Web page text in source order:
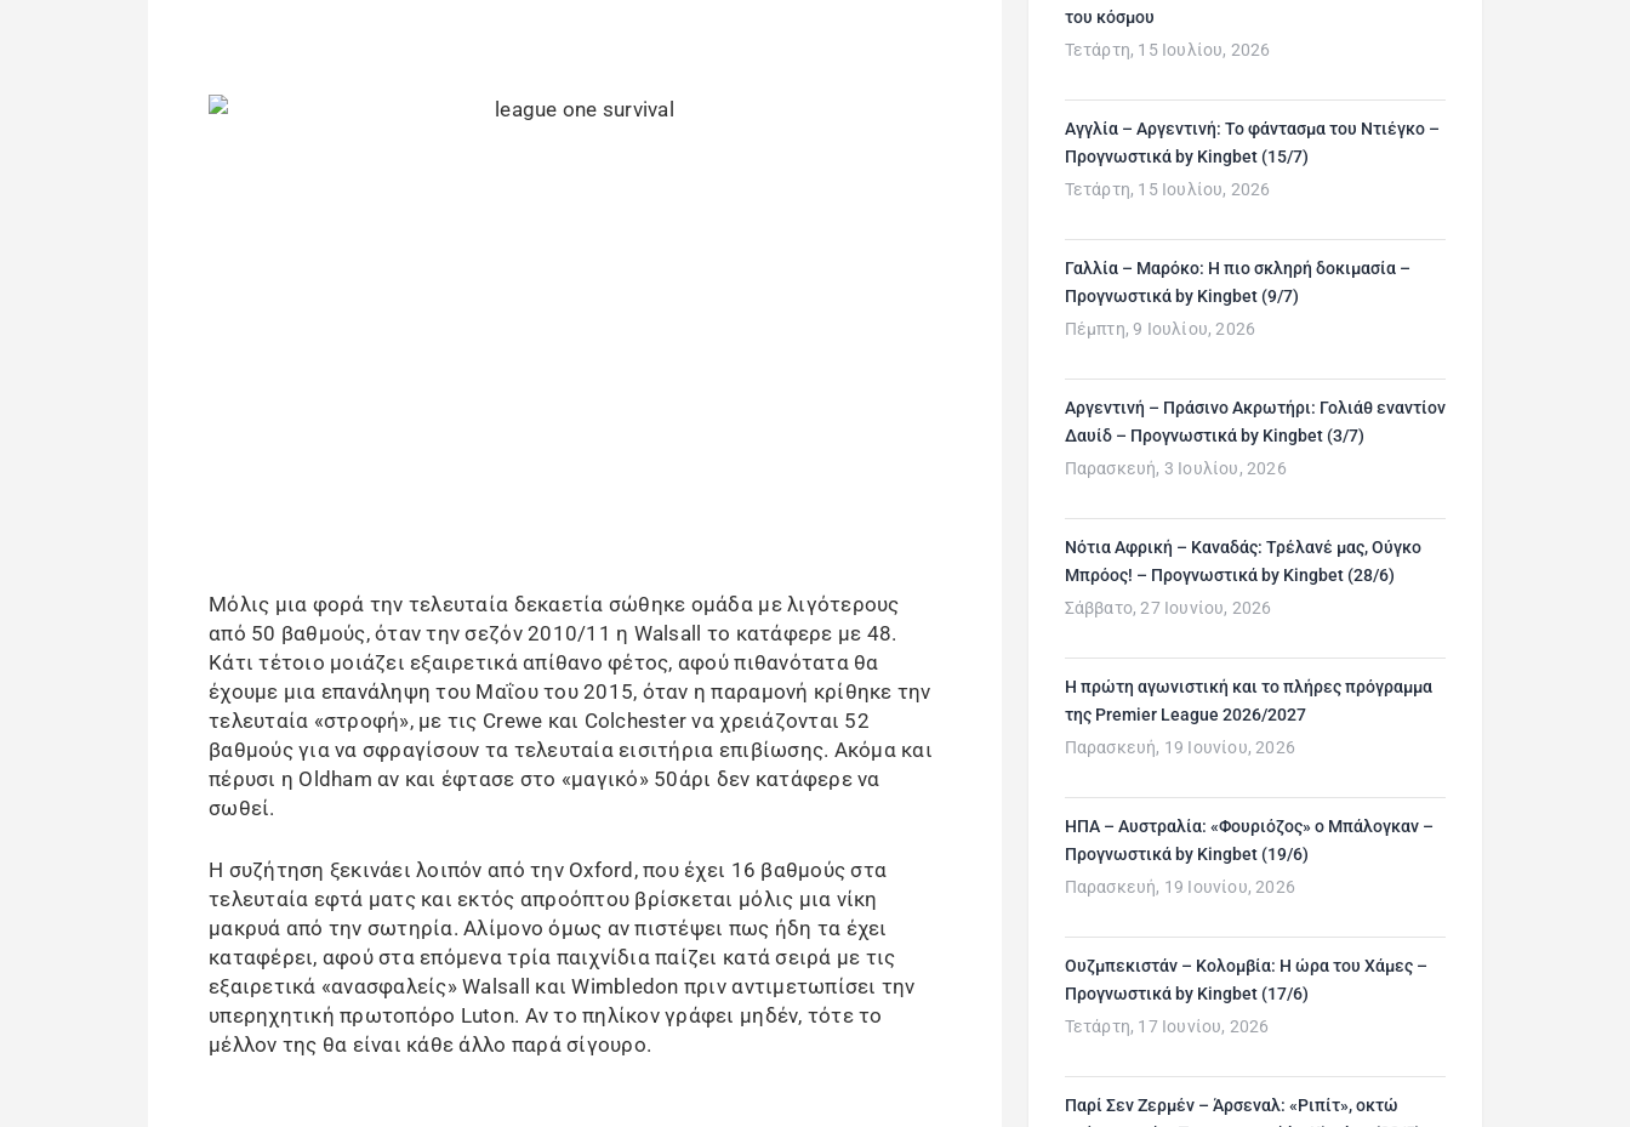
Μόλις μια φορά την τελευταία δεκαετία σώθηκε ομάδα με λιγότερους
από 50 βαθμούς, όταν την σεζόν 2010/11 η Walsall το κατάφερε με 48.
Κάτι τέτοιο μοιάζει εξαιρετικά απίθανο φέτος, αφού πιθανότατα θα
έχουμε μια επανάληψη του Μαΐου του 2015, όταν η παραμονή κρίθηκε την
τελευταία «στροφή», με τις Crewe και Colchester να χρειάζονται 52
βαθμούς για να σφραγίσουν τα τελευταία εισιτήρια επιβίωσης. Ακόμα και
πέρυσι η Oldham αν και έφτασε στο «μαγικό» 50άρι δεν κατάφερε να
σωθεί.
Η συζήτηση ξεκινάει λοιπόν από την Oxford, που έχει 16 βαθμούς στα
τελευταία εφτά ματς και εκτός απροόπτου βρίσκεται μόλις μια νίκη
μακρυά από την σωτηρία. Αλίμονο όμως αν πιστέψει πως ήδη τα έχει
καταφέρει, αφού στα επόμενα τρία παιχνίδια παίζει κατά σειρά με τις
εξαιρετικά «ανασφαλείς» Walsall και Wimbledon πριν αντιμετωπίσει την
υπερηχητική πρωτοπόρο Luton. Αν το πηλίκον γράφει μηδέν, τότε το
μέλλον της θα είναι κάθε άλλο παρά σίγουρο.
του κόσμου
Τετάρτη, 15 Ιουλίου, 2026
Αγγλία – Αργεντινή: Το φάντασμα του Ντιέγκο –
Προγνωστικά by Kingbet (15/7)
Τετάρτη, 15 Ιουλίου, 2026
Γαλλία – Μαρόκο: Η πιο σκληρή δοκιμασία –
Προγνωστικά by Kingbet (9/7)
Πέμπτη, 9 Ιουλίου, 2026
Αργεντινή – Πράσινο Ακρωτήρι: Γολιάθ εναντίον
Δαυίδ – Προγνωστικά by Kingbet (3/7)
Παρασκευή, 3 Ιουλίου, 2026
Νότια Αφρική – Καναδάς: Τρέλανέ μας, Ούγκο
Μπρόος! – Προγνωστικά by Kingbet (28/6)
Σάββατο, 27 Ιουνίου, 2026
H πρώτη αγωνιστική και το πλήρες πρόγραμμα
της Premier League 2026/2027
Παρασκευή, 19 Ιουνίου, 2026
ΗΠΑ – Αυστραλία: «Φουριόζος» ο Μπάλογκαν –
Προγνωστικά by Kingbet (19/6)
Παρασκευή, 19 Ιουνίου, 2026
Ουζμπεκιστάν – Κολομβία: Η ώρα του Χάμες –
Προγνωστικά by Kingbet (17/6)
Τετάρτη, 17 Ιουνίου, 2026
Παρί Σεν Ζερμέν – Άρσεναλ: «Ριπίτ», οκτώ